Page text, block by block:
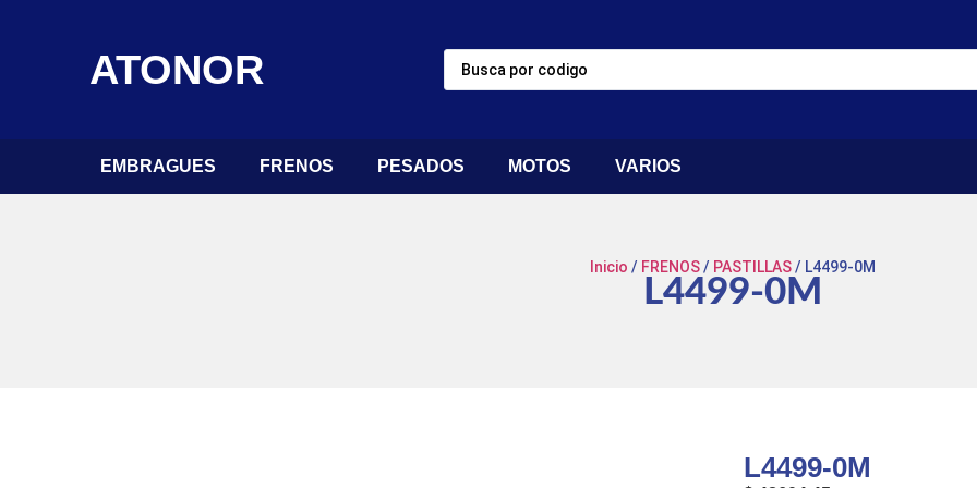
ATONOR
EMBRAGUES FRENOS PESADOS MOTOS VARIOS
Inicio / FRENOS/ PASTILLAS/ L4499-0M
L4499-0M
L4499-0M